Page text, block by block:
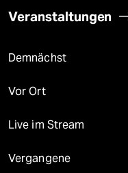
Veranstaltungen
Demnächst
Vor Ort
Live im Stream
Vergangene